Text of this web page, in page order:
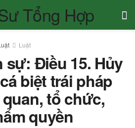
Luật
sự: Điều 15. Hủy
biệt trái pháp
tổ chức,
quyền